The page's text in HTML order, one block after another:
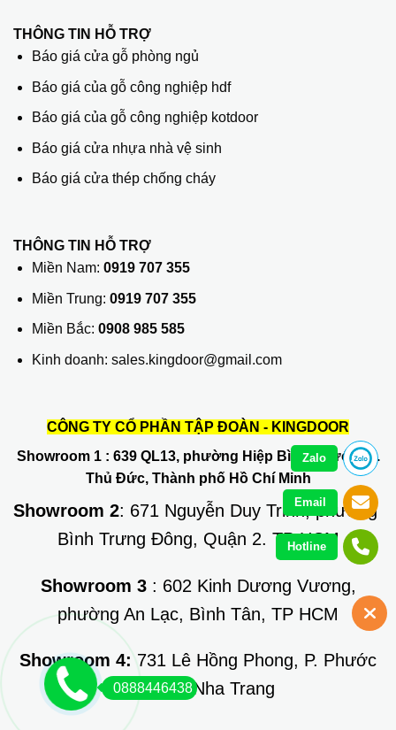
THÔNG TIN HỖ TRỢ
Báo giá cửa gỗ phòng ngủ
Báo giá của gỗ công nghiệp hdf
Báo giá của gỗ công nghiệp kotdoor
Báo giá cửa nhựa nhà vệ sinh
Báo giá cửa thép chống cháy
THÔNG TIN HỖ TRỢ
Miền Nam: 0919 707 355
Miền Trung: 0919 707 355
Miền Bắc: 0908 985 585
Kinh doanh: sales.kingdoor@gmail.com
CÔNG TY CỔ PHẦN TẬP ĐOÀN - KINGDOOR
Showroom 1: 639 QL13, phường Hiệp Bình Phước, Q.
Thủ Đức, Thành phố Hồ Chí Minh
Showroom 2: 671 Nguyễn Duy Trinh, phường
Bình Trưng Đông, Quận 2. TP HCM
Showroom 3: 602 Kinh Dương Vương,
phường An Lạc, Bình Tân, TP HCM
Showroom 4:731 Lê Hồng Phong, P. Phước
Long, TP Nha Trang
0888446438
Zalo
Email
Hotline